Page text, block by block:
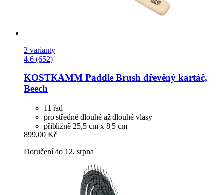
2 varianty
4.6 (652)
KOSTKAMM Paddle Brush dřevěný kartáč,
Beech
11 řad
pro středně dlouhé až dlouhé vlasy
přibližně 25,5 cm x 8,5 cm
899,00 Kč
Doručení do 12. srpna